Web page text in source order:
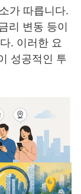
가 따릅니다.
리 변동 등이
. 이러한 요
성공적인 투